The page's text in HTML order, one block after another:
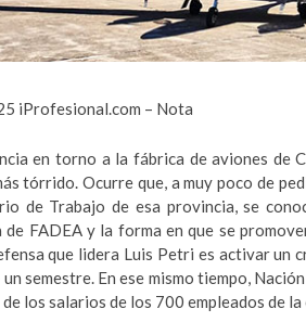
iProfesional.com – Nota
en torno a la fábrica de aviones de
tórrido. Ocurre que, a muy poco de
de Trabajo de esa provincia, se
FADEA y la forma en que se
que lidera Luis Petri es activar un
un semestre. En ese mismo tiempo,
de los salarios de los 700 empleados de